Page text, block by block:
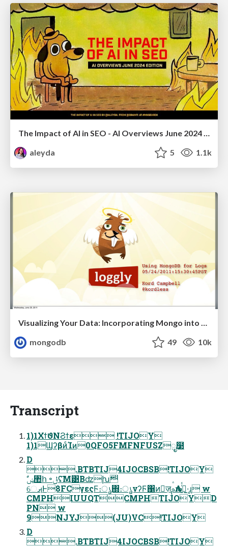
The Impact of AI in SEO - AI Overviews June 2024 Edition
aleyda
5 1.1k
mongodb
49 10k
Transcript
1)1ΧϯϑΝϨϯε !TIJOY
1)1ϢʔβͷͨΊͷ0QFO5FMFNFUSZೖ໳
D
.BTBTIJ4IJOCBSB!TIJOY
େࡕͰ8FCγεςϜ։ൃ΍։ൃνʔϜ΁ͷٕज़ࢧԉΛߦ͍ͬͯ·͢ɻ w
CMPHIUUQTCMPHTIJOYD
PN w
9NJYJ(JU)VC!TIJOY
D
.BTBTIJ4IJOCBSB!TIJOY